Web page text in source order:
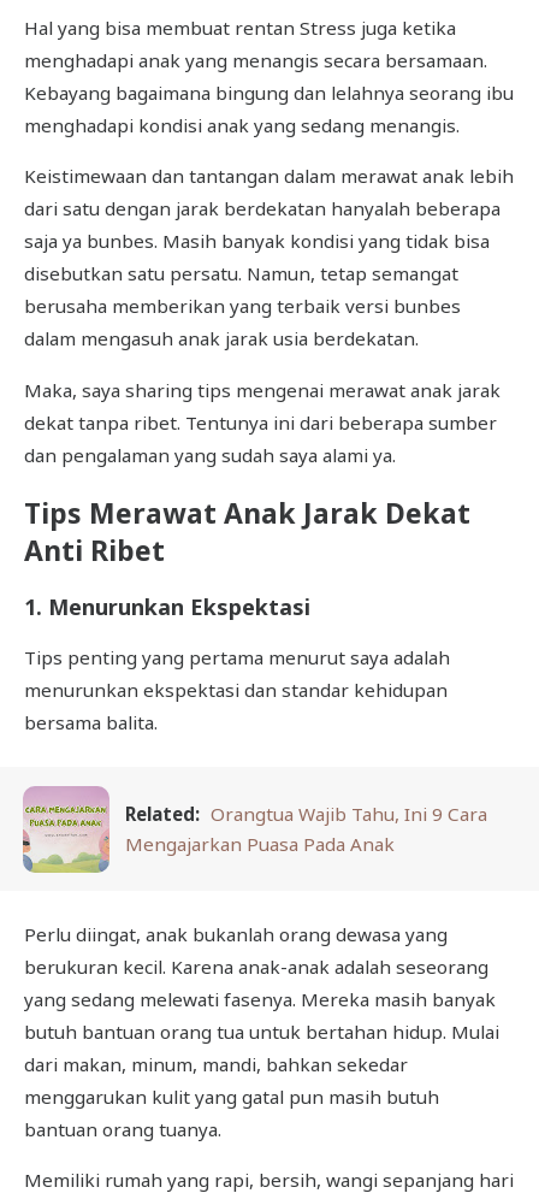
Hal yang bisa membuat rentan Stress juga ketika
menghadapi anak yang menangis secara bersamaan.
Kebayang bagaimana bingung dan lelahnya seorang ibu
menghadapi kondisi anak yang sedang menangis.
Keistimewaan dan tantangan dalam merawat anak lebih
dari satu dengan jarak berdekatan hanyalah beberapa
saja ya bunbes. Masih banyak kondisi yang tidak bisa
disebutkan satu persatu. Namun, tetap semangat
berusaha memberikan yang terbaik versi bunbes
dalam mengasuh anak jarak usia berdekatan.
Maka, saya sharing tips mengenai merawat anak jarak
dekat tanpa ribet. Tentunya ini dari beberapa sumber
dan pengalaman yang sudah saya alami ya.
Tips Merawat Anak Jarak Dekat
Anti Ribet
1. Menurunkan Ekspektasi
Tips penting yang pertama menurut saya adalah
menurunkan ekspektasi dan standar kehidupan
bersama balita.
Related: Orangtua Wajib Tahu, Ini 9 Cara
Mengajarkan Puasa Pada Anak
Perlu diingat, anak bukanlah orang dewasa yang
berukuran kecil. Karena anak-anak adalah seseorang
yang sedang melewati fasenya. Mereka masih banyak
butuh bantuan orang tua untuk bertahan hidup. Mulai
dari makan, minum, mandi, bahkan sekedar
menggarukan kulit yang gatal pun masih butuh
bantuan orang tuanya.
Memiliki rumah yang rapi, bersih, wangi sepanjang hari